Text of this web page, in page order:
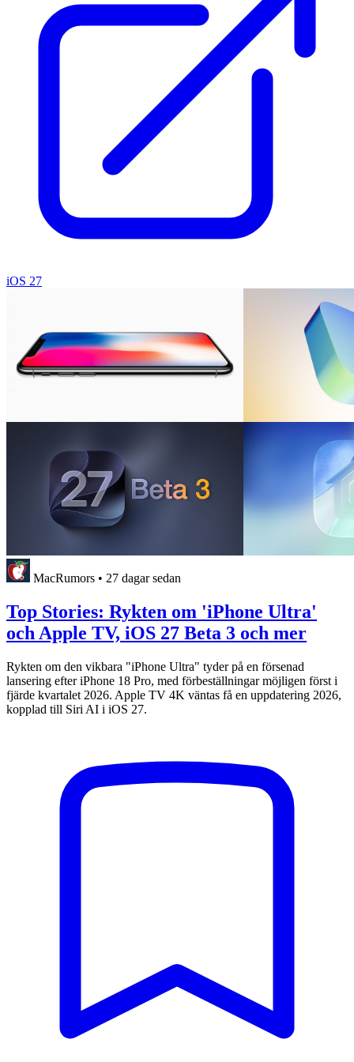
iOS 27
MacRumors • 27 dagar sedan
Top Stories: Rykten om 'iPhone Ultra'
och Apple TV, iOS 27 Beta 3 och mer
Rykten om den vikbara "iPhone Ultra" tyder på en försenad
lansering efter iPhone 18 Pro, med förbeställningar möjligen först i
fjärde kvartalet 2026. Apple TV 4K väntas få en uppdatering 2026,
kopplad till Siri AI i iOS 27.